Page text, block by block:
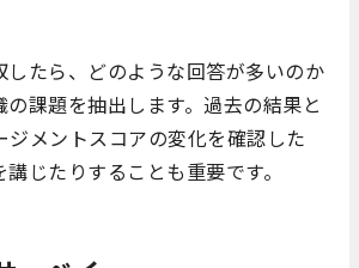
したら、どのような回答が多いのか
課題を抽出します。過去の結果と
ジメントスコアの変化を確認した
じたりすることも重要です。